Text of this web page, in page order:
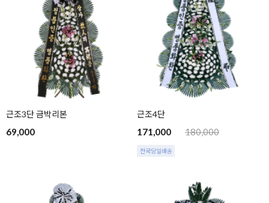
근조3단 금박리본
69,000
근조4단
171,000 180,000
전국당일배송